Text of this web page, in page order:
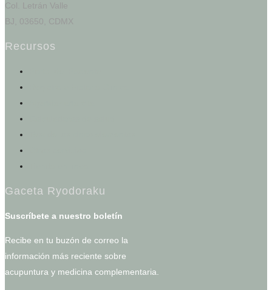
Col. Letrán Valle
BJ, 03650, CDMX
Recursos
Gaceta Ryodoraku
Suscríbete a nuestro boletín
Recibe en tu buzón de correo la
información más reciente sobre
acupuntura y medicina complementaria.